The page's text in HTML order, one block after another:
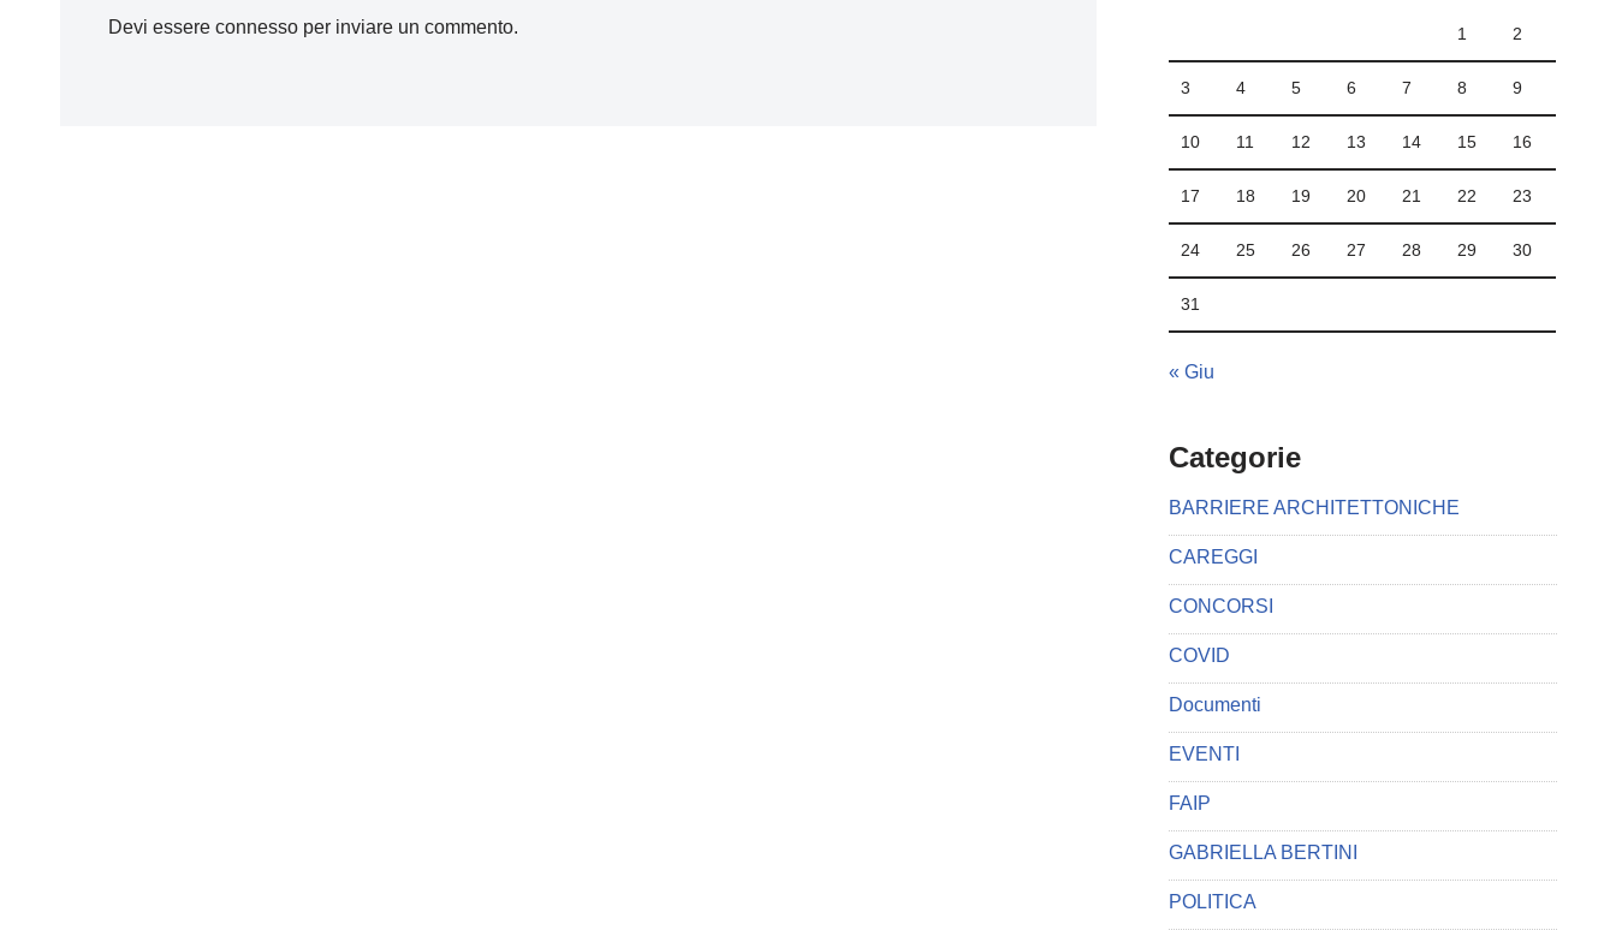
Devi essere connessoper inviare un commento. 1 2
3 4 5 6 7 8 9
10 11 12 13 14 15 16
17 18 19 20 21 22 23
24 25 26 27 28 29 30
31
« Giu
Categorie
BARRIERE ARCHITETTONICHE
CAREGGI
CONCORSI
COVID
Documenti
EVENTI
FAIP
GABRIELLA BERTINI
POLITICA